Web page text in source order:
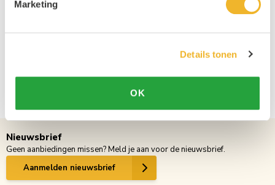
Marketing
Details tonen
OK
Nieuwsbrief
Geen aanbiedingen missen? Meld je aan voor de nieuwsbrief.
Aanmelden nieuwsbrief